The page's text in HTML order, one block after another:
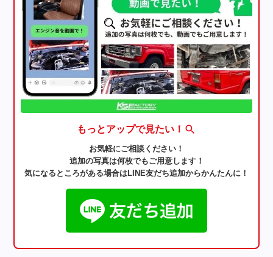
もっとアップで見たい！
お気軽にご相談ください！
追加の写真は何枚でもご用意します！
気になるところがある場合はLINE友だち追加からかんたんに！